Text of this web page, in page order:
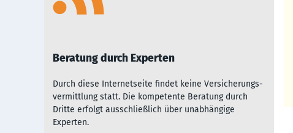
Beratung durch Experten
Durch diese Inter­net­seite fin­det kei­ne Ver­sich­er­ungs­
ver­mitt­lu­ng statt. Die kom­pe­ten­te Be­rat­ung durch
Dritte er­folgt aus­sch­ließ­lich über un­ab­hängi­ge
Experten.